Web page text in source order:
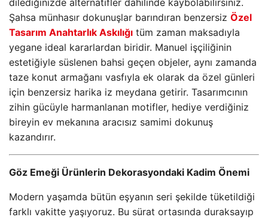
dilediğinizde alternatifler dahilinde kaybolabilirsiniz.
Şahsa münhasır dokunuşlar barındıran benzersiz Özel
Tasarım Anahtarlık Askılığı tüm zaman maksadıyla
yegane ideal kararlardan biridir. Manuel işçiliğinin
estetiğiyle süslenen bahsi geçen objeler, aynı zamanda
taze konut armağanı vasfıyla ek olarak da özel günleri
için benzersiz harika iz meydana getirir. Tasarımcının
zihin gücüyle harmanlanan motifler, hediye verdiğiniz
bireyin ev mekanına aracısız samimi dokunuş
kazandırır.
Göz Emeği Ürünlerin Dekorasyondaki Kadim Önemi
Modern yaşamda bütün eşyanın seri şekilde tüketildiği
farklı vakitte yaşıyoruz. Bu sürat ortasında duraksayıp